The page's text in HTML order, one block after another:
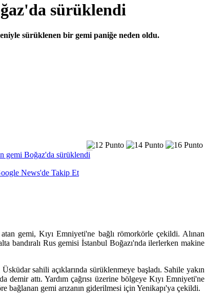
sürüklendi
sürüklenen bir gemi paniğe neden oldu.
gemi Boğaz'da sürüklendi
gemi, Kıyı Emniyeti'ne bağlı römorkörle çekildi. Alınan
bandıralı Rus gemisi İstanbul Boğazı'nda ilerlerken makine
sahili açıklarında sürüklenmeye başladı. Sahile yakın
demir attı. Yardım çağrısı üzerine bölgeye Kıyı Emniyeti'ne
bağlanan gemi arızanın giderilmesi için Yenikapı'ya çekildi.